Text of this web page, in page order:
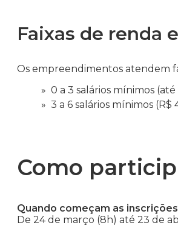
Faixas de renda
Os empreendimentos atendem
0 a 3 salários mínimos
3 a 6 salários mínimos (R$
Como
Quando começam as
De 24 de março (8h) até 23 de